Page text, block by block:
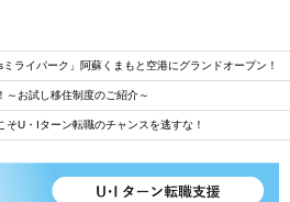
ライパーク」阿蘇くまもと空港にグランドオープン！
～お試し移住制度のご紹介～
U・Iターン転職のチャンスを逃すな！